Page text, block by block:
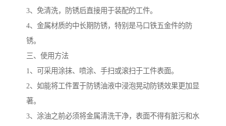
3、免清洗，防锈后直接用于装配的工件。
4、金属材质的中长期防锈，特别是马口铁五金件的防
锈。
三、使用方法
1、可采用涂抹、喷涂、手扫或滚扫于工件表面。
2、如能将工件置于防锈油液中浸泡晃动防锈效果更加显
著。
3、涂油之前必须将金属清洗干净，表面不得有脏污和水